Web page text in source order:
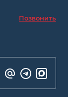
Позвонить